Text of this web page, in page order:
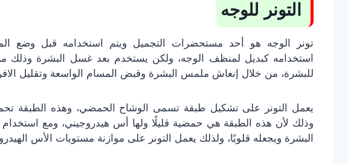
التونر للوجه
تونر الوجه هو أحد مستحضرات التجميل ويتم استخدامه قبل وضع
استخدامه كبديل لمنظف الوجه، ولكن يستخدم بعد غسل البشرة وذلك
للبشرة، من خلال إنعاش ملمس البشرة وقبض المسام الواسعة وتقليل
يعمل التونر على تشكيل طبقة تسمى الوشاح الحمضي، وهذه الطبقة
البشرة ويجعله قلويًا، ولذلك يعمل التونر على موازنة مستويات الأس